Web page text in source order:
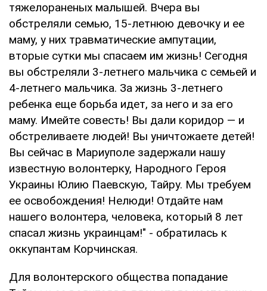
тяжелораненых малышей. Вчера вы
обстреляли семью, 15-летнюю девочку и ее
маму, у них травматические ампутации,
вторые сутки мы спасаем им жизнь! Сегодня
вы обстреляли 3-летнего мальчика с семьей и
4-летнего мальчика. За жизнь 3-летнего
ребенка еще борьба идет, за него и за его
маму. Имейте совесть! Вы дали коридор — и
обстреливаете людей! Вы уничтожаете детей!
Вы сейчас в Мариуполе задержали нашу
известную волонтерку, Народного Героя
Украины Юлию Паевскую, Тайру. Мы требуем
ее освобождения! Нелюди! Отдайте нам
нашего волонтера, человека, который 8 лет
спасал жизнь украинцам!" - обратилась к
оккупантам Корчинская.
Для волонтерского общества попадание